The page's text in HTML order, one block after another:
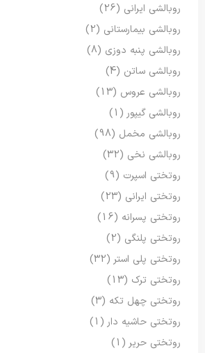
روبالشی ایرانی (26)
روبالشی بیمارستانی (2)
روبالشی پنبه دوزی (8)
روبالشی ساتن (4)
روبالشی عروس (13)
روبالشی گیپور (1)
روبالشی مخمل (98)
روبالشی نخی (32)
روتختی اسپرت (9)
روتختی ایرانی (23)
روتختی پسرانه (16)
روتختی پلنگی (2)
روتختی پلی استر (32)
روتختی ترک (13)
روتختی چهل تکه (3)
روتختی حاشیه دار (1)
روتختی حریر (1)